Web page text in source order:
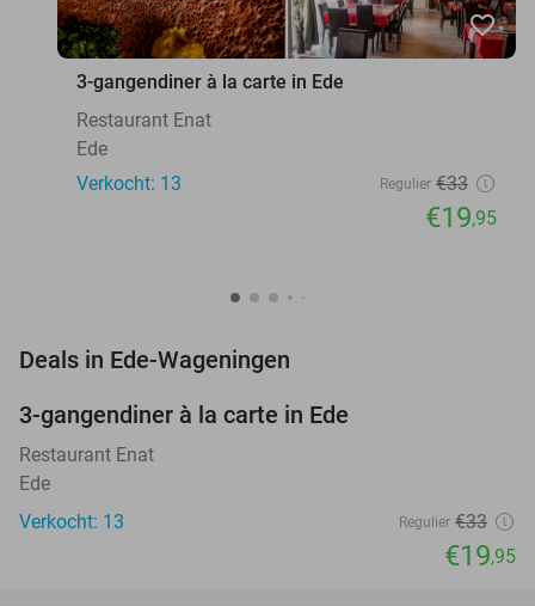
favorite_border
3-gangendiner à la carte in Ede
Restaurant Enat
Ede
Verkocht: 13
Regulier €33
€19,95
Deals in Ede-Wageningen
NEW
TODAY
3-gangendiner à la carte in Ede
Restaurant Enat
Ede
Verkocht: 13
Regulier €33
€19,95